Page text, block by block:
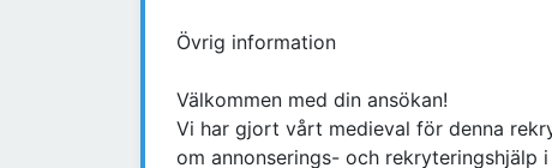
Övrig information
Välkommen med din ansökan!
Vi har gjort vårt medieval för denna
om annonserings- och rekryteringshjälp